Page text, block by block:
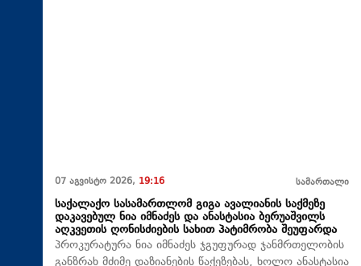
07 აგვისტო 2026, 19:16 სამართალი
საქალაქო სასამართლომ გიგა ავალიანის საქმეზე
დაკავებულ ნია იმნაძეს და ანასტასია ბერუაშვილს
აღკვეთის ღონისძიების სახით პატიმრობა შეუფარდა
პროკურატურა ნია იმნაძეს ჯგუფურად ჯანმრთელობის